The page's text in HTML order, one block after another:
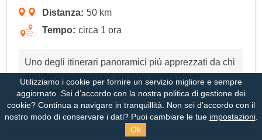
Distanza: 50 km
Tempo: circa 1 ora
Uno degli itinerari panoramici più apprezzati da chi
desidera soggiornare sul lago senza dover
ritornare a Malpensa.
Utilizziamo i cookie per fornire un servizio migliore e sempre
aggiornato. Sei d’accordo con la nostra politica di gestione dei
cookie? Continua a navigare in tranquillità. Non sei d’accordo con il
nostro modo di conservare i dati? Puoi cambiare le tue impostazioni.
Ok